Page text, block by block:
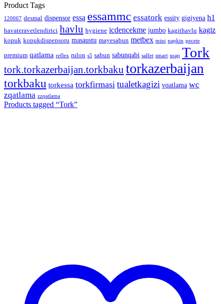
Product Tags
120067 desmal dispensor essa essammc essatork essity gigiyena h1
havateravetlendirici havlu hygiene icdencekme jumbo kagithavlu kagiz
kopuk kopukdispensoru masaustu mayesabun metbex mini napkin pecete
premium qatlama reflex rulon s5 sabun sabunqabi salfet smart soap Tork
tork.torkazerbaijan.torkbaku torkazerbaijan
torkbaku torkessa torkfirmasi tualetkagizi vqatlama wc
zqatlama zzqatlama
Products tagged “Tork”